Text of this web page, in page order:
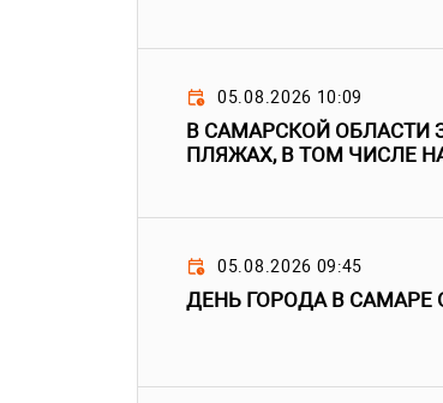
05.08.2026 10:09
В САМАРСКОЙ ОБЛАСТИ
ПЛЯЖАХ, В ТОМ ЧИСЛЕ
05.08.2026 09:45
ДЕНЬ ГОРОДА В САМАРЕ